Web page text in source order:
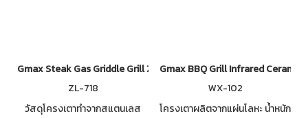
Gmax Steak Gas Griddle Grill ZL-718 Double Burner
ZL-718
วัสดุโครงเตาทำจากสแตนเลส
Gmax BBQ Grill Infrared Ceramic
WX-102
โครงเตาผลิตจากแผ่นโลหะ น้ำหนัก